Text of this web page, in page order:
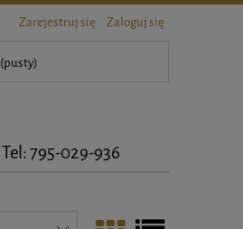
Zarejestruj się Zaloguj się
(pusty)
Tel: 795-029-936